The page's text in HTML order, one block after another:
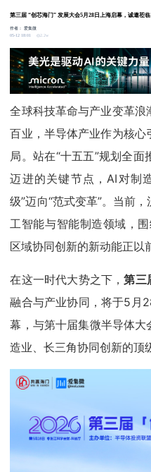
第三届 “创芯海门” 发展大会5月28日上海启幕，诚邀莅临
作者：爱集微
05-12 18:01
2.2w
全球科技革命与产业变革
百业，半导体产业作为核
局。站在“十五五”规划全
迈进的关键节点，AI对制
级”迈向“范式变革”。当前
工智能与智能制造领域，
区域协同创新的新动能正以
在这一时代大势之下，第三
融合与产业协同，将于5月
幕，与第十届集微半导体
造业、长三角协同创新的顶